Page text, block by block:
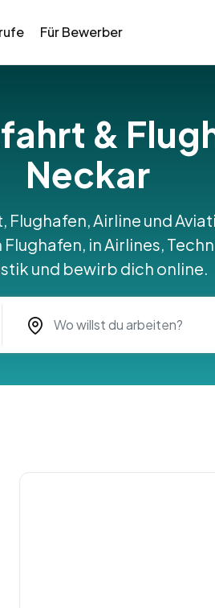
Für Bewerber
&
Neckar
Airline und
in Airlines,
und bewirb dich online.